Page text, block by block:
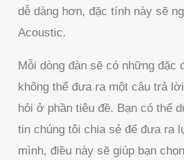
dễ dàng hơn, đặc tính này sẽ
Acoustic.
Mỗi dòng đàn sẽ có những đặc
không thể đưa ra một câu trả
hỏi ở phần tiêu đề. Bạn có thể
tin chúng tôi chia sẻ để đưa ra
mình, điều này sẽ giúp bạn